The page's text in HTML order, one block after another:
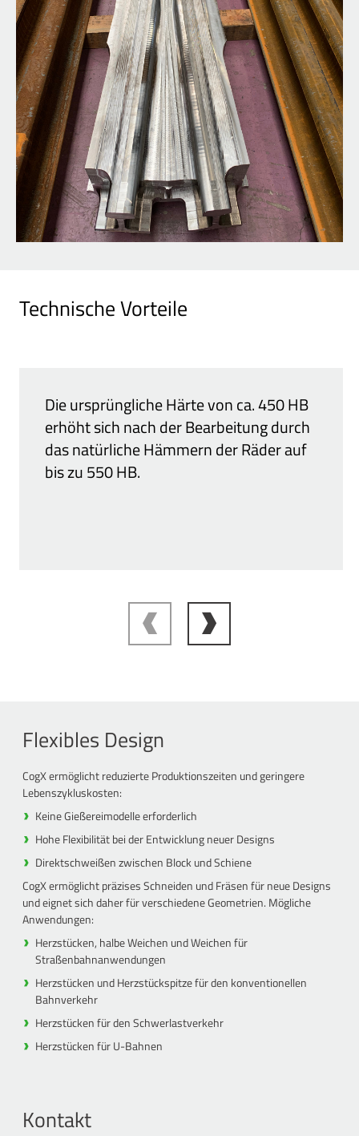
Technische Vorteile
Die ursprüngliche Härte von ca. 450 HB
erhöht sich nach der Bearbeitung durch
das natürliche Hämmern der Räder auf
bis zu 550 HB.
Flexibles Design
CogX ermöglicht reduzierte Produktionszeiten und geringere
Lebenszykluskosten:
Keine Gießereimodelle erforderlich
Hohe Flexibilität bei der Entwicklung neuer Designs
Direktschweißen zwischen Block und Schiene
CogX ermöglicht präzises Schneiden und Fräsen für neue Designs
und eignet sich daher für verschiedene Geometrien. Mögliche
Anwendungen:
Herzstücken, halbe Weichen und Weichen für
Straßenbahnanwendungen
Herzstücken und Herzstückspitze für den konventionellen
Bahnverkehr
Herzstücken für den Schwerlastverkehr
Herzstücken für U-Bahnen
Kontakt